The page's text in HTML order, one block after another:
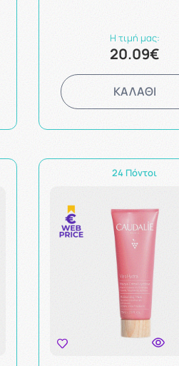
Η τιμή μας:
20.09€
ΚΑΛΑΘΙ
24 Πόντοι